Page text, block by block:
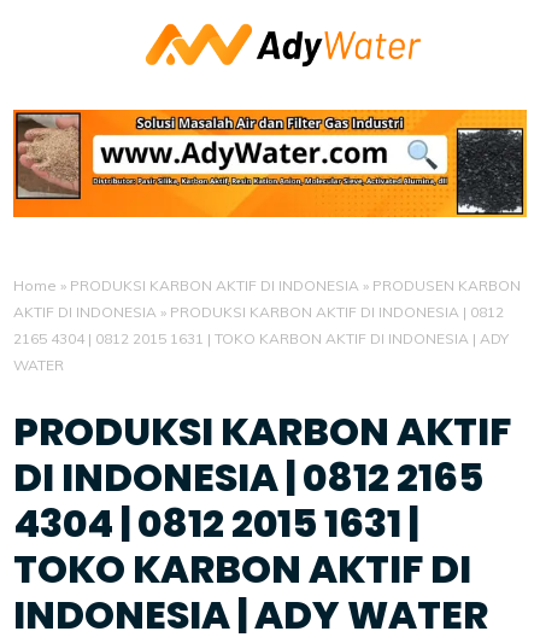
Home » PRODUKSI KARBON AKTIF DI INDONESIA » PRODUSEN KARBON
AKTIF DI INDONESIA » PRODUKSI KARBON AKTIF DI INDONESIA | 0812
2165 4304 | 0812 2015 1631 | TOKO KARBON AKTIF DI INDONESIA | ADY
WATER
PRODUKSI KARBON AKTIF
DI INDONESIA | 0812 2165
4304 | 0812 2015 1631 |
TOKO KARBON AKTIF DI
INDONESIA | ADY WATER